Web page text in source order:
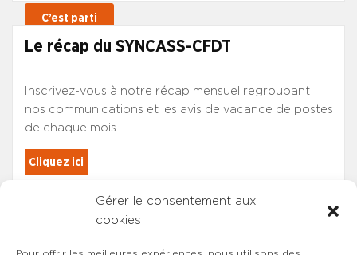
Gérer le consentement aux
cookies
Le récap du SYNCASS-CFDT
Inscrivez-vous à notre récap mensuel regroupant
nos communications et les avis de vacance de postes
de chaque mois.
Cliquez ici
Les adhérents du SYNCASS-CFDT
sont automatiquement inscrits.